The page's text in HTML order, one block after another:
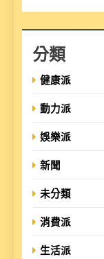
分類
健康派
動力派
娛樂派
新聞
未分類
消費派
生活派